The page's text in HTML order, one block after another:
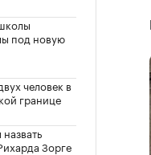
под новую
человек в
границе
Зорге